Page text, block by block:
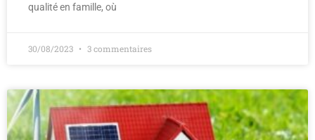
qualité en famille, où
30/08/2023 3 commentaires